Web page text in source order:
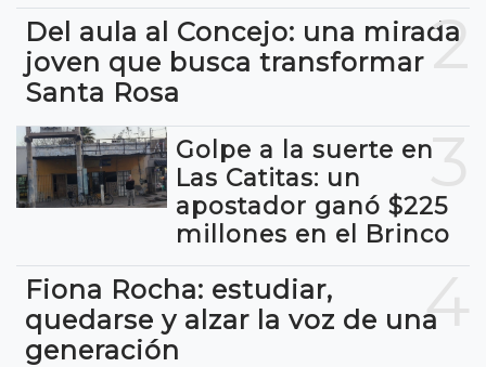
2
Del aula al Concejo: una mirada
joven que busca transformar
Santa Rosa
3
Golpe a la suerte en
Las Catitas: un
apostador ganó $225
millones en el Brinco
4
Fiona Rocha: estudiar,
quedarse y alzar la voz de una
generación